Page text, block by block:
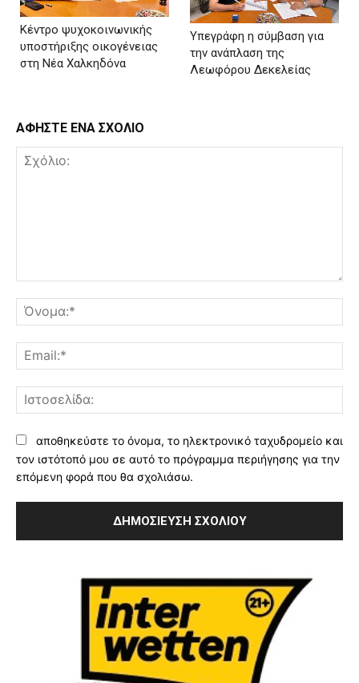
Κέντρο ψυχοκοινωνικής
υποστήριξης οικογένειας
στη Νέα Χαλκηδόνα
Υπεγράφη η σύμβαση για
την ανάπλαση της
Λεωφόρου Δεκελείας
ΑΦΗΣΤΕ ΕΝΑ ΣΧΟΛΙΟ
αποθηκεύστε το όνομα, το ηλεκτρονικό ταχυδρομείο και
τον ιστότοπό μου σε αυτό το πρόγραμμα περιήγησης για την
επόμενη φορά που θα σχολιάσω.